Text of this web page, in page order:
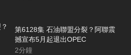
第6128集 石油聯盟分裂？阿聯震
撼宣布5月起退出OPEC
2分鐘